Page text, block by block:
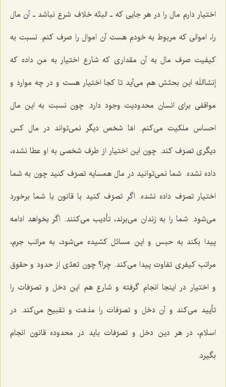
اختیار دارم مال را در هر جایی كه ـ البتّه خلاف شرع نباشد ـ آن مال
را، اموالی كه مربوط به خودم هست آن اموال را صرف كنم. نسبت به
كیفیت صرف مال به آن مقداری كه شارع اختیار به من داده كه
إنشااللَه این بحثش هم می‌آید تا كجا اختیار هست و در چه موارد و
مواقفی برای انسان محدودیت وجود دارد. چون نسبت به این مال
احساس ملكیت می‌كنم. امّا شخص دیگر نمی‌تواند در مال كس
دیگری تصرّف كند. چون این اختیار از طرف شخصی به او عطا نشده،
داده نشده. شما نمی‌توانید در مال همسایه تصرّف كنید چون به شما
اختیار تصرّف داده نشده. اگر تصرّف كنید با قانون با شما برخورد
می‌شود. شما را به زندان می‌برند، تأدیب می‌كنند. اگر بخواهد ادامه
پیدا بكند به حبس و این مسائل كشیده می‌شود، به مراتب جرم،
مراتب كیفری تفاوت پیدا می‌كند. چرا؟ چون تعدّی از حدود و حقوق
و اختیار در اینجا انجام گرفته و شارع هم این دخل و تصرّفات را
تأیید می‌كند و آن دخل و تصرّفات را مذمّت و تقبیح می‌كند. در
اسلام، در هر دین دخل و تصرّفات باید در محدوده قانون انجام
بگیرد.